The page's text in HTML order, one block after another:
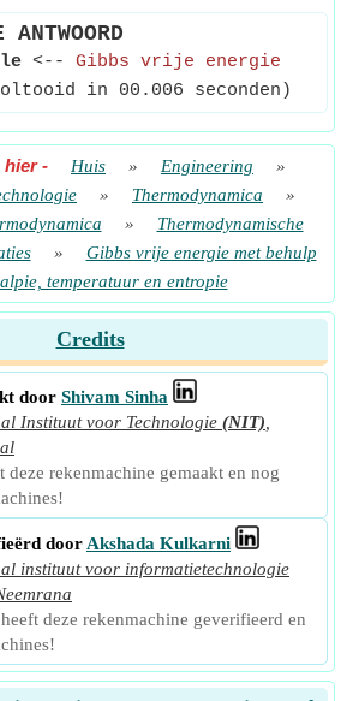
<-- Gibbs vrije energie
in 00.006 seconden)
hier- Huis » Engineering
»
» Thermodynamica
»
»
Thermodynamische
»
Gibbs vrije energie met behulp
temperatuur en entropie
Credits
door Shivam Sinha
Instituut voor Technologie (NIT)
deze rekenmachine gemaakt en nog
door Akshada Kulkarni
instituut voor informatietechnologie
deze rekenmachine geverifieerd en